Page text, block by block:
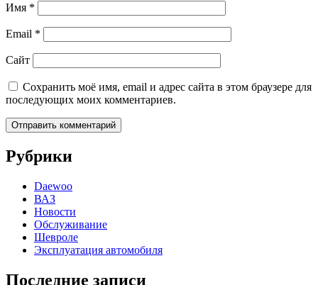
Имя *
Email *
Сайт
Сохранить моё имя, email и адрес сайта в этом браузере для
последующих моих комментариев.
Рубрики
Daewoo
ВАЗ
Новости
Обслуживание
Шевроле
Эксплуатация автомобиля
Последние записи